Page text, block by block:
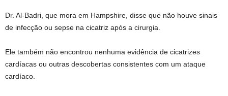
Dr. Al-Badri, que mora em Hampshire, disse que não houve sinais
de infecção ou sepse na cicatriz após a cirurgia.
Ele também não encontrou nenhuma evidência de cicatrizes
cardíacas ou outras descobertas consistentes com um ataque
cardíaco.